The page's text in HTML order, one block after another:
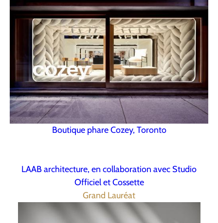
Boutique phare Cozey, Toronto
LAAB architecture, en collaboration avec Studio
Officiel et Cossette
Grand Lauréat